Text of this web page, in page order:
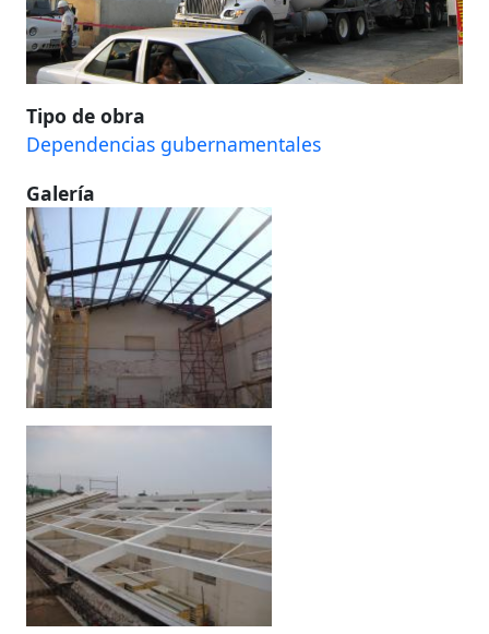
Tipo de obra
Dependencias gubernamentales
Galería